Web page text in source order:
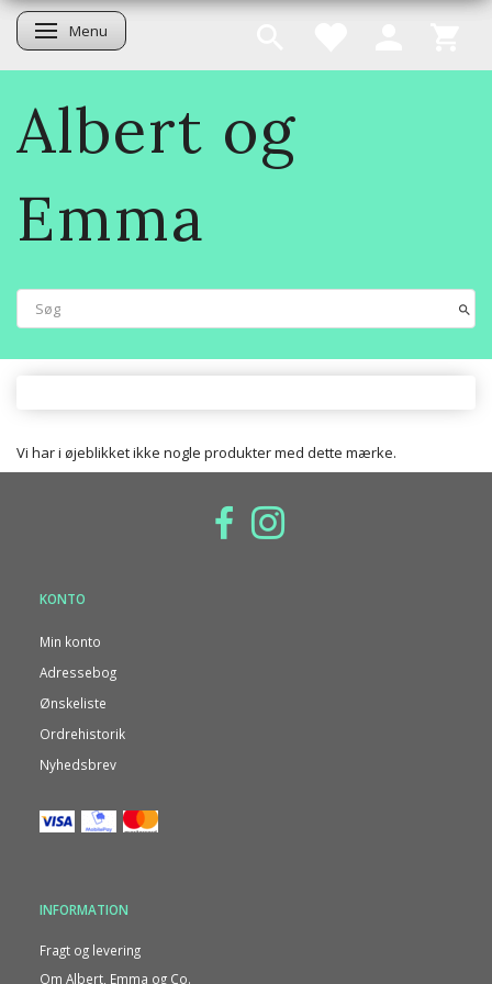
Skifte navigation
Menu
Albert og
Emma
Vi har i øjeblikket ikke nogle produkter med dette mærke.
KONTO
Min konto
Adressebog
Ønskeliste
Ordrehistorik
Nyhedsbrev
INFORMATION
Fragt og levering
Om Albert, Emma og Co.